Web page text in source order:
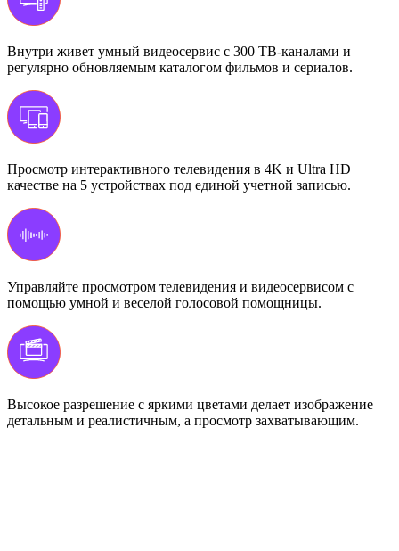
Внутри живет умный видеосервис с 300 ТВ-каналами и
регулярно обновляемым каталогом фильмов и сериалов.
Просмотр интерактивного телевидения в 4K и Ultra HD
качестве на 5 устройствах под единой учетной записью.
Управляйте просмотром телевидения и видеосервисом с
помощью умной и веселой голосовой помощницы.
Высокое разрешение с яркими цветами делает изображение
детальным и реалистичным, а просмотр захватывающим.